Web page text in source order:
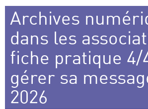
Archives
dans les
fiche pratique 4/
gérer sa
2026